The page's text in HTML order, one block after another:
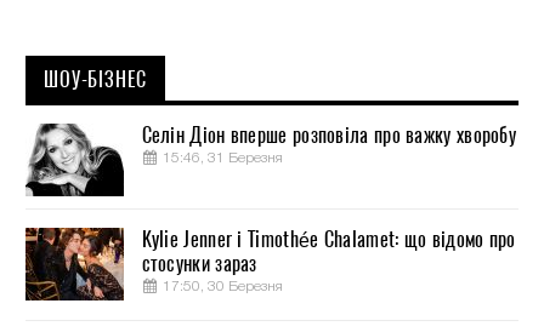
ШОУ-БІЗНЕС
Селін Діон вперше розповіла про важку хворобу
15:46, 31 Березня
Kylie Jenner і Timothée Chalamet: що відомо про
стосунки зараз
17:50, 30 Березня